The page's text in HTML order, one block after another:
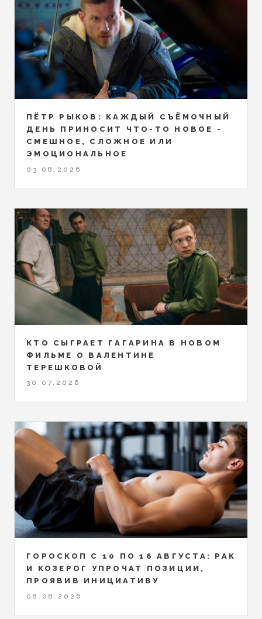
ПЁТР РЫКОВ: КАЖДЫЙ СЪЁМОЧНЫЙ
ДЕНЬ ПРИНОСИТ ЧТО-ТО НОВОЕ -
СМЕШНОЕ, СЛОЖНОЕ ИЛИ
ЭМОЦИОНАЛЬНОЕ
03.08.2026
КТО СЫГРАЕТ ГАГАРИНА В НОВОМ
ФИЛЬМЕ О ВАЛЕНТИНЕ
ТЕРЕШКОВОЙ
30.07.2026
ГОРОСКОП С 10 ПО 16 АВГУСТА: РАК
И КОЗЕРОГ УПРОЧАТ ПОЗИЦИИ,
ПРОЯВИВ ИНИЦИАТИВУ
08.08.2026